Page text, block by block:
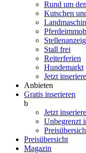
Rund um
Kutschen
Stall frei
Reiterferien
Hundemarkt
Jetzt
Anbieten
Gratis inserieren
b
Jetzt
Unbegrenzt
Preisübersicht
Magazin